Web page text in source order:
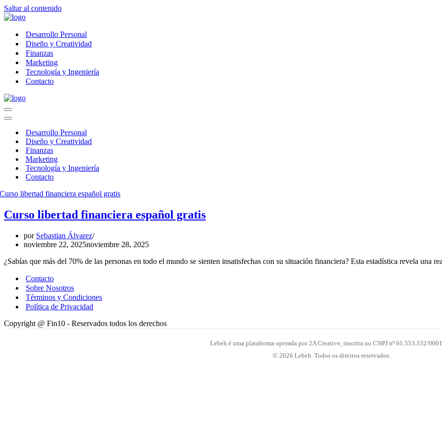
Saltar al contenido
Desarrollo Personal
Diseño y Creatividad
Finanzas
Marketing
Tecnología y Ingeniería
Contacto
Menú
de
Menú
navegaciónDesarrollo Personal
Diseño y Creatividad
Finanzas
Marketing
Tecnología y Ingeniería
Contacto
Curso libertad financiera español gratis
por Sebastian Álvarez
noviembre 22, 2025noviembre 28, 2025
¿Sabías que más del 70% de las personas en todo el mundo se sienten insatisfechas con su situación financiera? Esta estadística revela una
Contacto
Sobre Nosotros
Términos y Condiciones
Política de Privacidad
Copyright @ Fin10 - Reservados todos los derechos
Lebeh é uma plataforma operada por 2A Creative, inscrita no CNPJ nº 61.553.332/
© 2026 Lebeh. Todos os direitos reservados.